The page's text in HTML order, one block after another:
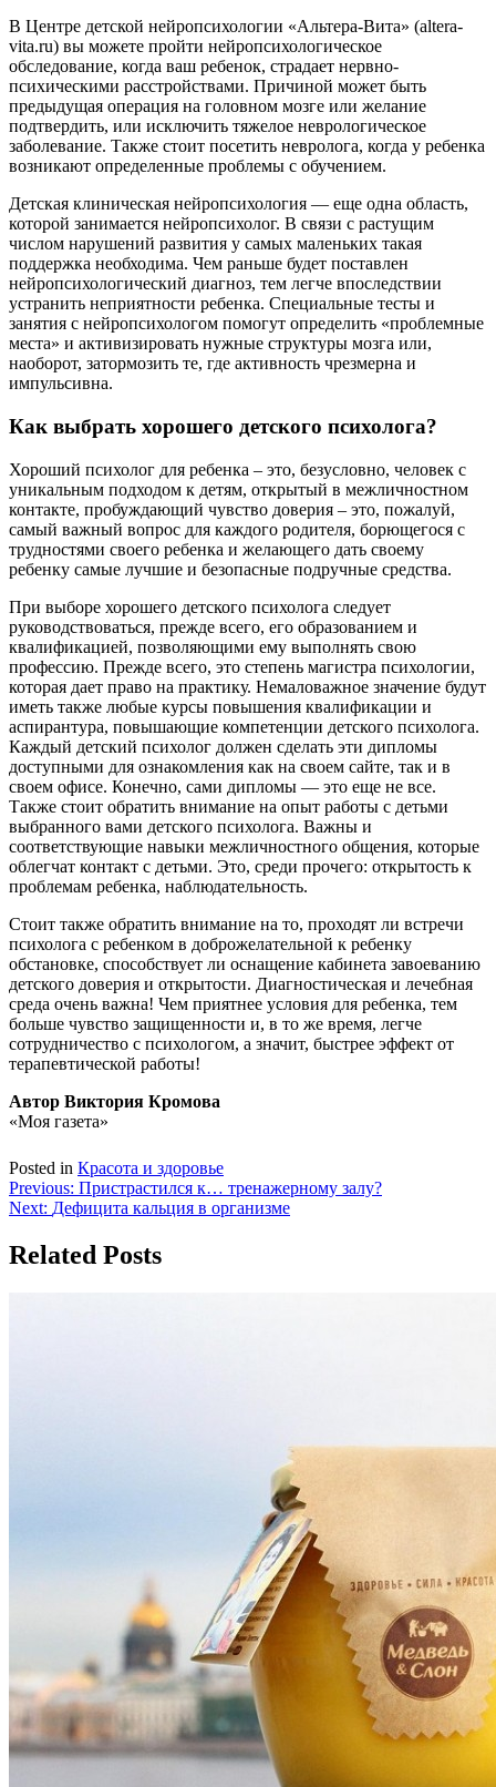
В Центре детской нейропсихологии «Альтера-Вита» (altera-
vita.ru) вы можете пройти нейропсихологическое
обследование, когда ваш ребенок, страдает нервно-
психическими расстройствами. Причиной может быть
предыдущая операция на головном мозге или желание
подтвердить, или исключить тяжелое неврологическое
заболевание. Также стоит посетить невролога, когда у ребенка
возникают определенные проблемы с обучением.
Детская клиническая нейропсихология — еще одна область,
которой занимается нейропсихолог. В связи с растущим
числом нарушений развития у самых маленьких такая
поддержка необходима. Чем раньше будет поставлен
нейропсихологический диагноз, тем легче впоследствии
устранить неприятности ребенка. Специальные тесты и
занятия с нейропсихологом помогут определить «проблемные
места» и активизировать нужные структуры мозга или,
наоборот, затормозить те, где активность чрезмерна и
импульсивна.
Как выбрать хорошего детского психолога?
Хороший психолог для ребенка – это, безусловно, человек с
уникальным подходом к детям, открытый в межличностном
контакте, пробуждающий чувство доверия – это, пожалуй,
самый важный вопрос для каждого родителя, борющегося с
трудностями своего ребенка и желающего дать своему
ребенку самые лучшие и безопасные подручные средства.
При выборе хорошего детского психолога следует
руководствоваться, прежде всего, его образованием и
квалификацией, позволяющими ему выполнять свою
профессию. Прежде всего, это степень магистра психологии,
которая дает право на практику. Немаловажное значение будут
иметь также любые курсы повышения квалификации и
аспирантура, повышающие компетенции детского психолога.
Каждый детский психолог должен сделать эти дипломы
доступными для ознакомления как на своем сайте, так и в
своем офисе. Конечно, сами дипломы — это еще не все.
Также стоит обратить внимание на опыт работы с детьми
выбранного вами детского психолога. Важны и
соответствующие навыки межличностного общения, которые
облегчат контакт с детьми. Это, среди прочего: открытость к
проблемам ребенка, наблюдательность.
Стоит также обратить внимание на то, проходят ли встречи
психолога с ребенком в доброжелательной к ребенку
обстановке, способствует ли оснащение кабинета завоеванию
детского доверия и открытости. Диагностическая и лечебная
среда очень важна! Чем приятнее условия для ребенка, тем
больше чувство защищенности и, в то же время, легче
сотрудничество с психологом, а значит, быстрее эффект от
терапевтической работы!
Автор Виктория Кромова
«Моя газета»
Posted in Красота и здоровье
Навигация
по
записям
Previous: Пристрастился к… тренажерному залу?
Next: Дефицита кальция в организме
Related Posts